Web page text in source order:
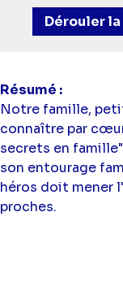
Scénario,
Avec :
Dérouler
Résumé
Notre famille,
connaître par
secrets en
son entourage
héros doit mener
proches.